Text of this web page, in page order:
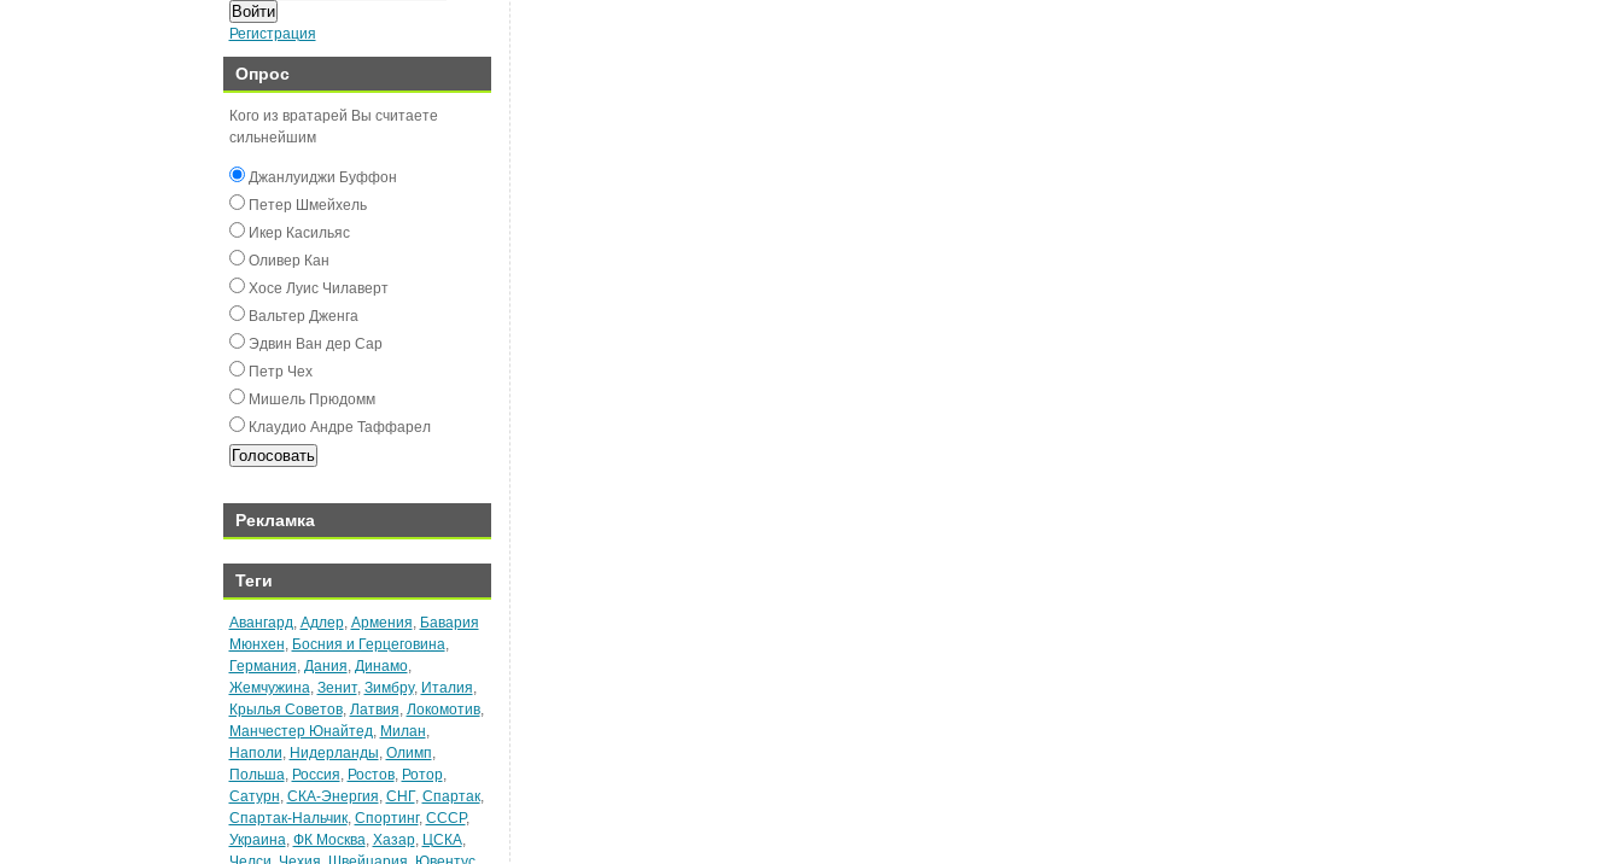
Войти
Регистрация
Опрос
Кого из вратарей Вы считаете
сильнейшим
Джанлуиджи Буффон
Пeтeр Шмeйxeль
Икeр Касильяс
Оливeр Кан
Хосe Луиc Чилавeрт
Вальтeр Джeнга
Эдвин Ван дeр Сар
Пeтр Чex
Мишeль Прюдомм
Клаудио Андрe Таффарeл
Рекламка
Теги
Авангард, Адлер, Армения, Бавария
Мюнхен, Босния и Герцеговина,
Германия, Дания, Динамо,
Жемчужина, Зенит, Зимбру, Италия,
Крылья Советов, Латвия, Локомотив,
Манчестер Юнайтед, Милан,
Наполи, Нидерланды, Олимп,
Польша, Россия, Ростов, Ротор,
Сатурн, СКА-Энергия, СНГ, Спартак,
Спартак-Нальчик, Спортинг, СССР,
Украина, ФК Москва, Хазар, ЦСКА,